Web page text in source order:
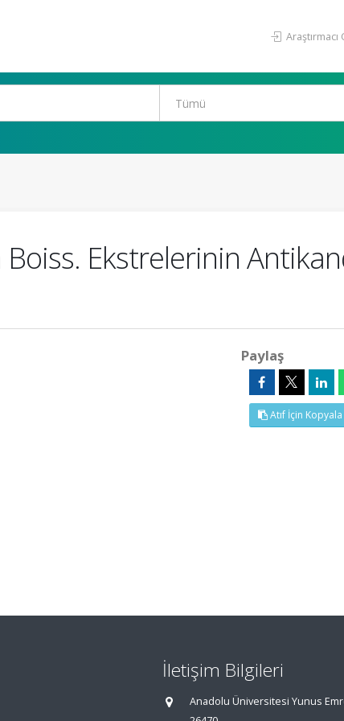
Araştırmacı
Ekstrelerinin
Paylaş
Atıf İçin Kopyala
İletişim Bilgileri
Anadolu Üniversitesi Yunus